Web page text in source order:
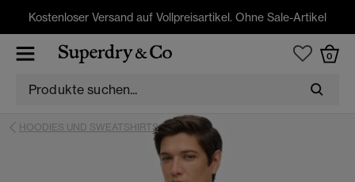
Kostenloser Versand auf Vollpreisartikel. Ohne Sale-Artikel
0
HOODIES UND SWEATSHIRTS